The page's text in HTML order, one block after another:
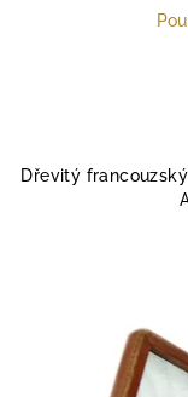
Dřevitý